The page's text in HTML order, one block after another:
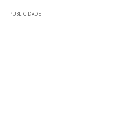
PUBLICIDADE